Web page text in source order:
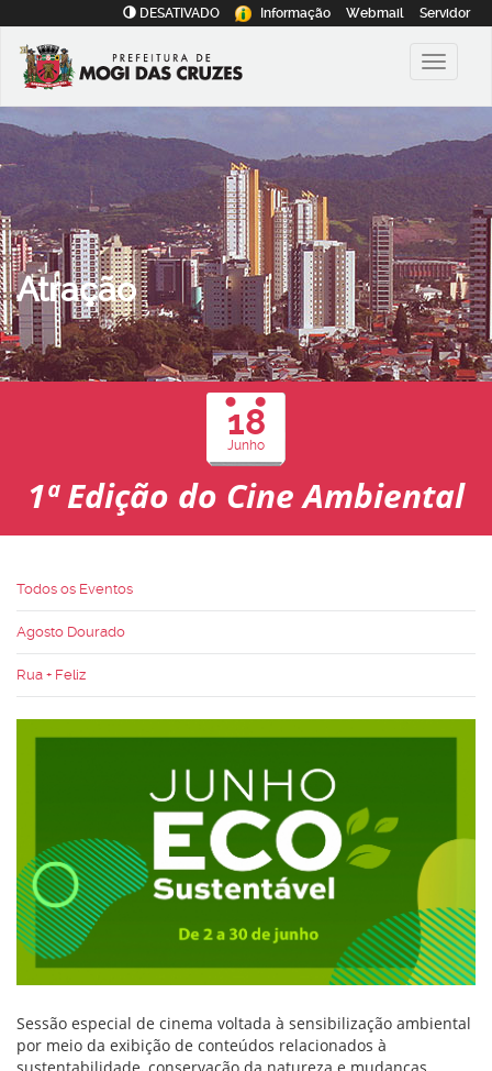
DESATIVADO Informação Webmail Servidor
Atração
18
Junho
1ª Edição do Cine Ambiental
Todos os Eventos
Agosto Dourado
Rua + Feliz
Sessão especial de cinema voltada à sensibilização ambiental
por meio da exibição de conteúdos relacionados à